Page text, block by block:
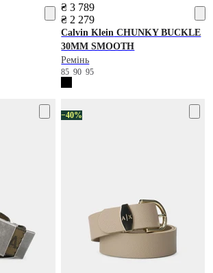
₴ 3 789
₴ 2 279
Calvin Klein CHUNKY BUCKLE
30MM SMOOTH
Ремінь
859095
−40%